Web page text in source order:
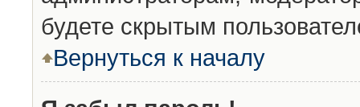
будете скрытым
Вернуться к началу